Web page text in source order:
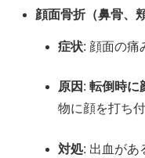
顔面骨折（鼻骨、
症状: 顔面の痛
原因 :転倒時に
物に顔を打ち付
対処: 出血があ